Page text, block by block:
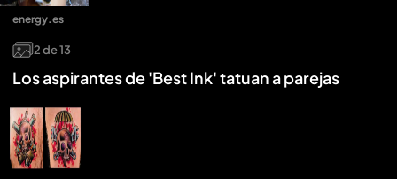
2de13
Los aspirantes de 'Best Ink' tatuan a parejas
energy.es